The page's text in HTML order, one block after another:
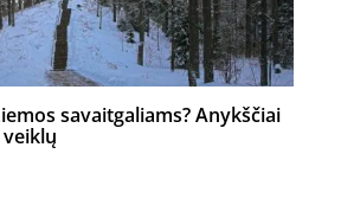
savaitgaliams? Anykščiai